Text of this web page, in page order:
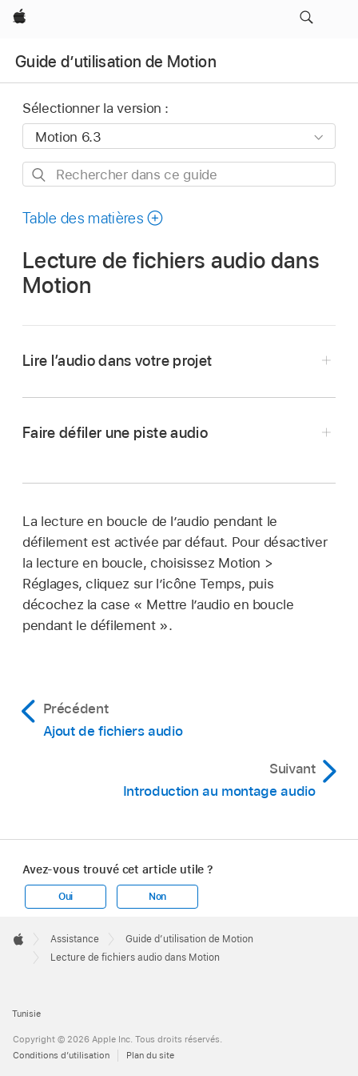
Apple
Guide d’utilisation de Motion
Sélectionner la version :
Rechercher
ce
Table des matières
Lecture de fichiers audio dans
Motion
Lire l’audio dans votre projet
dessus de la timeline.
et reproduites pendant la lecture.
Faire défiler une piste audio
Dans la timeline, la mini-timeline ou la timeline
audio de Motion, faites glisser la tête de lecture
tout en maintenant la touche Option enfoncée.
Si vous interrompez le glissement tout en
maintenant le bouton de la souris et la touche
La lecture en boucle de l’audio pendant le
défilement est activée par défaut. Pour désactiver
la lecture en boucle, choisissez Motion >
Réglages, cliquez sur l’icône Temps, puis
décochez la case « Mettre l’audio en boucle
pendant le défilement ».
Précédent
Ajout de fichiers audio
Suivant
Introduction au montage audio
Avez-vous trouvé cet article utile ?
Oui Non
Footer

Apple
Assistance
Guide d’utilisation de Motion
Lecture de fichiers audio dans Motion
Tunisie
Copyright © 2026 Apple Inc. Tous droits réservés.
Conditions d’utilisation
Plan du site